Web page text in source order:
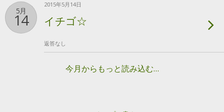
5月
14
2015年5月14日
イチゴ☆
返答なし
今月からもっと読み込む…